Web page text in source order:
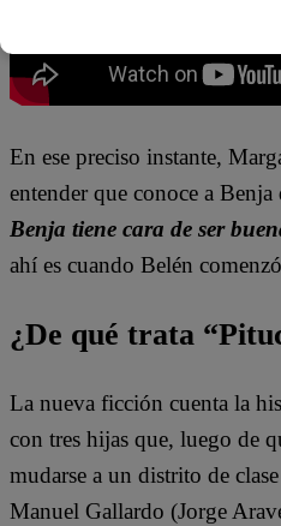
En ese preciso instante,
entender que conoce a Benja
Benja tiene cara de ser
ahí es cuando Belén
¿De qué trata
La nueva ficción cuenta la
con tres hijas que, luego de
mudarse a un distrito de
Manuel Gallardo (Jorge